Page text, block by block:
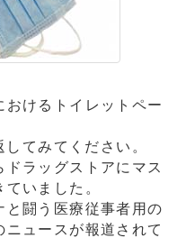
けるトイレットペー
てみてください。
ラッグストアにマス
いました。
闘う医療従事者用の
ュースが報道されて